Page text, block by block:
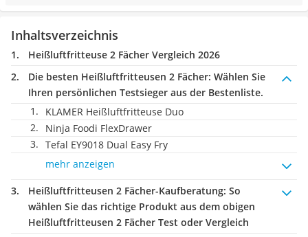
Inhaltsverzeichnis
Heißluftfritteuse 2 Fächer Vergleich 2026
Die besten Heißluftfritteusen 2 Fächer: Wählen Sie
Ihren persönlichen Testsieger aus der Bestenliste.
KLAMER Heißluftfritteuse Duo
Ninja Foodi FlexDrawer
Tefal EY9018 Dual Easy Fry
mehr anzeigen
Heißluftfritteusen 2 Fächer-Kaufberatung: So
wählen Sie das richtige Produkt aus dem obigen
Heißluftfritteusen 2 Fächer Test oder Vergleich